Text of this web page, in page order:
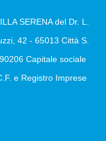
SERENA del Dr. L.
42 - 65013 Città S.
Capitale sociale
e Registro Imprese